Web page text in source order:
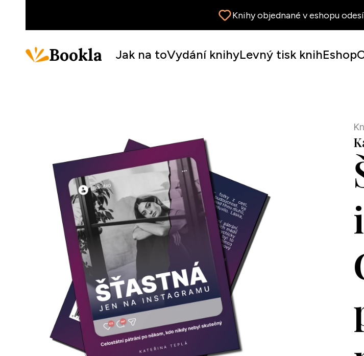
Knihy objednané v eshopu
Bookla Jak na toVydání knihyLevný tisk knihEshop